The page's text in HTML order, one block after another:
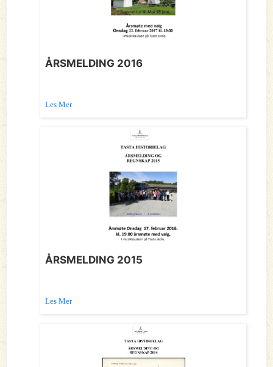
ÅRSMELDING 2016
Les Mer
ÅRSMELDING 2015
Les Mer